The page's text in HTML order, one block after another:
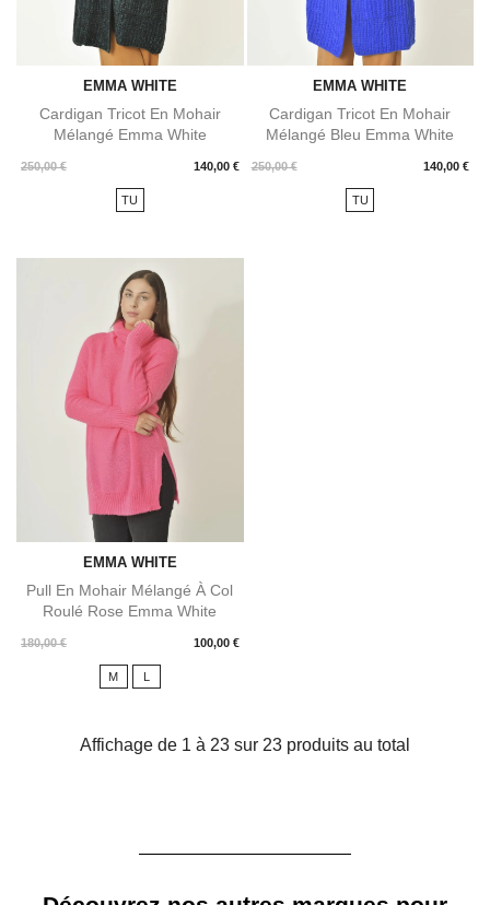
EMMA WHITE
Cardigan Tricot En Mohair
Mélangé Emma White
250,00 € 140,00 €
Prix
TU
EMMA WHITE
Cardigan Tricot En Mohair
Mélangé Bleu Emma White
250,00 € 140,00 €
Prix
TU
EMMA WHITE
Pull En Mohair Mélangé À Col
Roulé Rose Emma White
180,00 € 100,00 €
Prix
M L
Affichage de 1 à 23 sur 23 produits au total